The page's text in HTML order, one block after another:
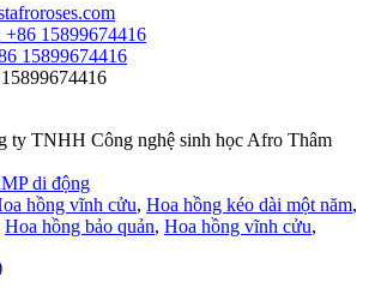
+86 15899674416
15899674416
ty TNHH Công nghệ sinh học Afro Thâm
di động
hồng vĩnh cửu, Hoa hồng kéo dài một năm,
Hoa hồng bảo quản, Hoa hồng vĩnh cửu,